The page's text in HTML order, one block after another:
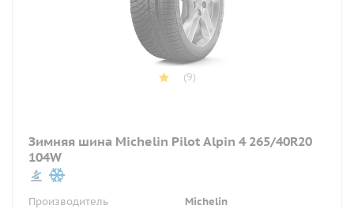
(9)
Зимняя шина Michelin Pilot Alpin 4 265/40R20
104W
Производитель
Michelin